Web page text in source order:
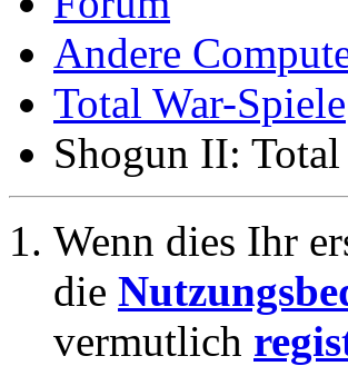
Andere
Total War-Spiele
Shogun II: Total
Wenn dies Ihr
die
vermutlich